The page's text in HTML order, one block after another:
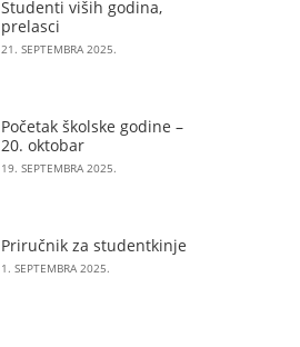
Studenti viših godina,
prelasci
21. SEPTEMBRA 2025.
Početak školske godine –
20. oktobar
19. SEPTEMBRA 2025.
Priručnik za studentkinje
1. SEPTEMBRA 2025.